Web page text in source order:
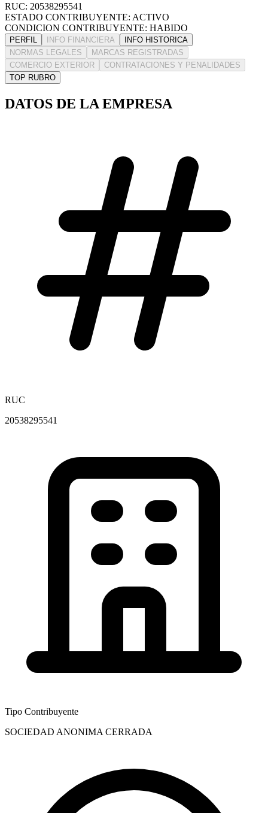
RUC: 20538295541
ESTADO CONTRIBUYENTE: ACTIVO
CONDICION CONTRIBUYENTE: HABIDO
PERFIL INFO FINANCIERA
INFO HISTORICA
NORMAS LEGALES
MARCAS REGISTRADAS
COMERCIO EXTERIOR
CONTRATACIONES Y PENALIDADES
TOP RUBRO
DATOS DE LA EMPRESA
RUC
20538295541
Tipo Contribuyente
SOCIEDAD ANONIMA CERRADA